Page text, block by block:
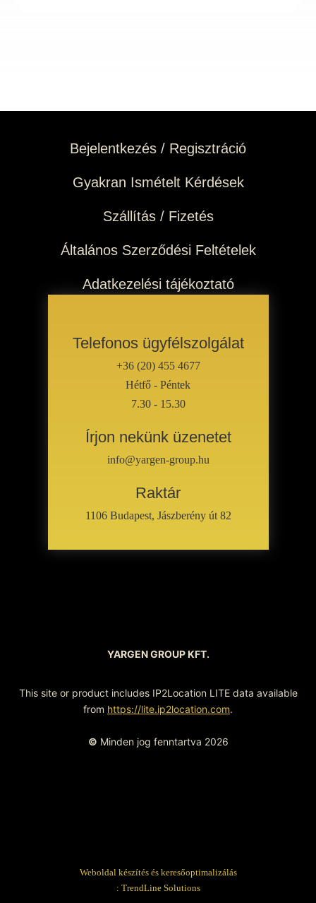
YARGEN GROUP KFT.
This site or product includes IP2Location LITE data available
from https://lite.ip2location.com.
© Minden jog fenntartva 2026
Telefonos ügyfélszolgálat
+36 (20) 455 4677
Hétfő - Péntek
7.30 - 15.30
Írjon nekünk üzenetet
info@yargen-group.hu
Raktár
1106 Budapest, Jászberény út 82
Bejelentkezés / Regisztráció
Gyakran Ismételt Kérdések
Szállítás / Fizetés
Általános Szerződési Feltételek
Adatkezelési tájékoztató
Weboldal készítés és keresőoptimalizálás
: TrendLine Solutions